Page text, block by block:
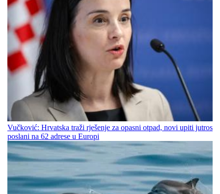
Vučković: Hrvatska traži rješenje za opasni otpad, novi upiti jutros
poslani na 62 adrese u Europi